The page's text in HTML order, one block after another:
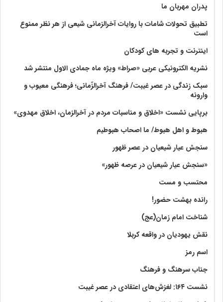
پدران مهربان ما
تطبیق تحولات شامات با روایات آخرالزمانی شیعی از هر نظر ممنوع
است
اینترنت و تجربه های کودکان
نشریه الکترونیکی عربی «صراط» ویژه ماه جمادی الاول منتشر شد
سبک زندگی در عصر غیبت/ فرهنگ آخرالزّمانی؛ فرهنگی معیوب و
وارونه
برپایی نشست «اخلاق و مناسبات مردم در آخرالزمان، اخلاق مهدوی»
هبوط و اهل هبوط/ ما اصحاب هبوطیم
سنجش عیار شیعیان در عصر ظهور
«سنجش عیار شیعیان در عرصه ظهور»
محتسب و مست
رانده بهشت‌ حضور!
شناخت امام زمان(عج)
نقش یهودیان در واقعه کربلا
اسم رمز
جناب سرهنگ و فرهنگ
نشست ۱۶۴: لغزش‌های اعتقادی در عصر غیبت